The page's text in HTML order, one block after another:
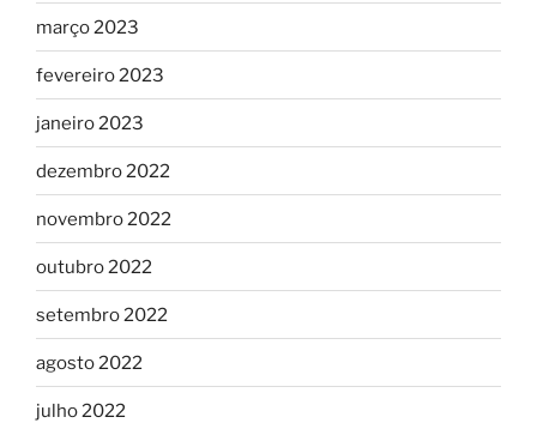
março 2023
fevereiro 2023
janeiro 2023
dezembro 2022
novembro 2022
outubro 2022
setembro 2022
agosto 2022
julho 2022